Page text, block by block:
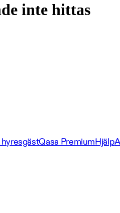
inte hittas
Qasa PremiumHjälp